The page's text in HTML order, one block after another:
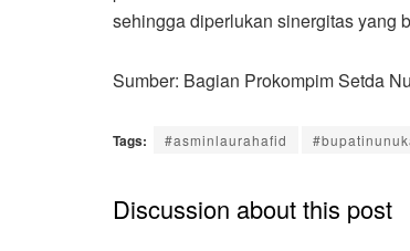
sehingga diperlukan sinergitas yang
Sumber: Bagian Prokompim Setda
Tags: #asminlaurahafid
Discussion about this post